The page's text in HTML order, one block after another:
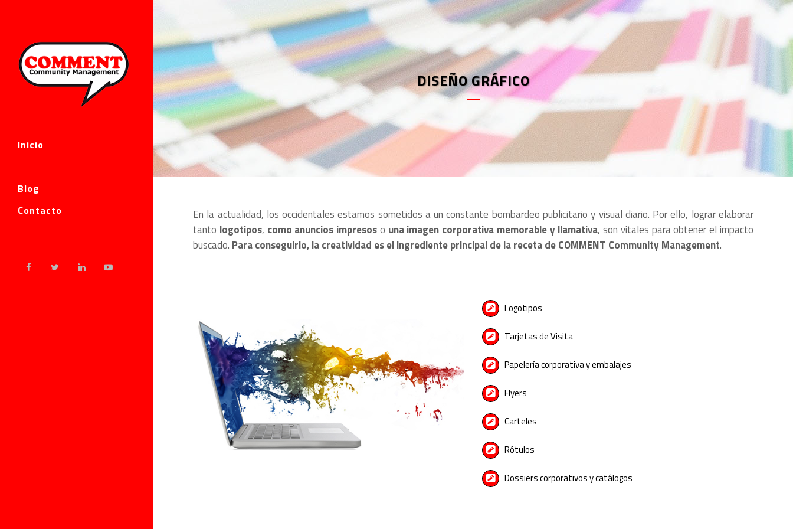
Inicio
Blog
Contacto
DISEÑO GRÁFICO
En la actualidad, los occidentales estamos sometidos a un constante bombardeo publicitario y visual diario. Por ello, lograr elaborar
tanto logotipos, como anuncios impresoso una imagen corporativa memorable y llamativa, son vitales para obtener el impacto
buscado. Para conseguirlo, la creatividad es el ingrediente principal de la receta de COMMENT Community Management.
Logotipos
Tarjetas de Visita
Papelería corporativa y embalajes
Flyers
Carteles
Rótulos
Dossiers corporativos y catálogos